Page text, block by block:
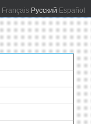
Français Русский Español